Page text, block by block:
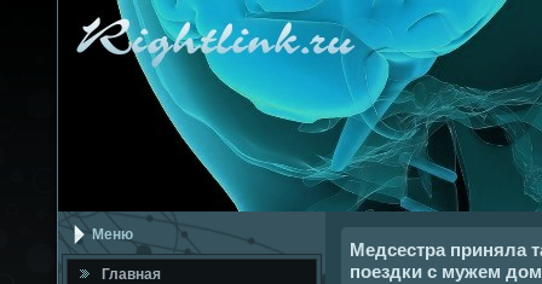
Меню
Главная
Медсестра приняла
поездки с мужем